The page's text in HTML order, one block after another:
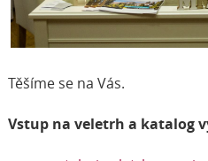
Těšíme se na Vás.
Vstup na veletrh a katalog